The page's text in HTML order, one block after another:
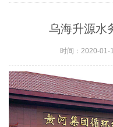
乌海升源水
时间：2020-01-